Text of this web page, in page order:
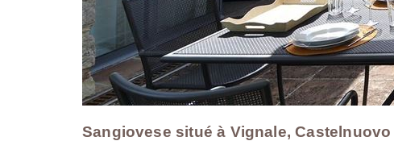
Sangiovese situé à Vignale,